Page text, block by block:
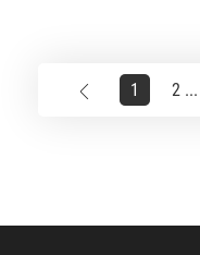
1 2 ...